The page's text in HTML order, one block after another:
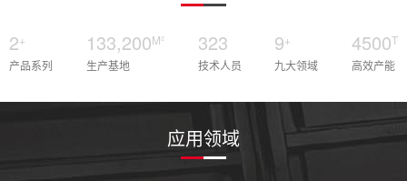
2+
产品系列
133,200M²
生产基地
323
技术人员
9+
九大领域
4500T
高效产能
应用领域